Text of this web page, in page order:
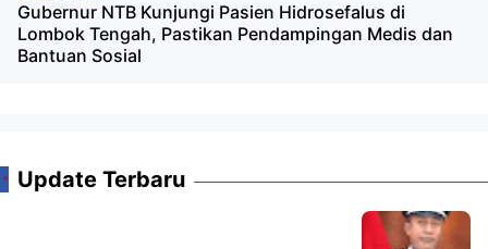
Gubernur NTB Kunjungi Pasien Hidrosefalus di
Lombok Tengah, Pastikan Pendampingan Medis dan
Bantuan Sosial
Update Terbaru